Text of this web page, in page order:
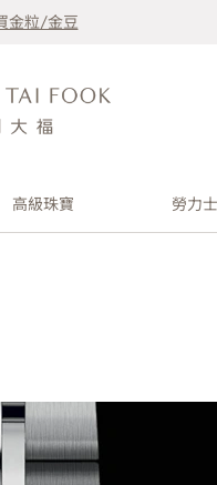
金粒/金豆
高級珠寶 勞力士